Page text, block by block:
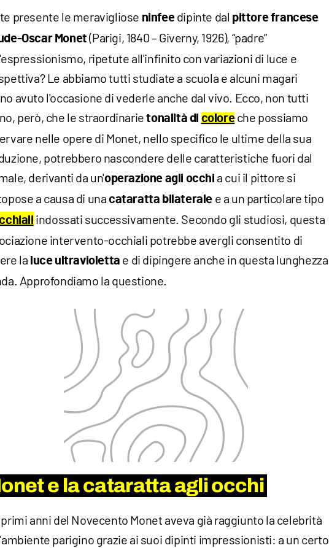
presente le meravigliose ninfeedipinte dal pittore francese
Oscar Monet(Parigi, 1840 – Giverny, 1926), “padre”
ripetute all'infinito con variazioni di luce e
Le abbiamo tutti studiate a scuola e alcuni magari
avuto l'occasione di vederle anche dal vivo. Ecco, non tutti
però, che le straordinarietonalità di coloreche possiamo
nelle opere di Monet, nello specifico le ultime della sua
potrebbero nascondere delle caratteristiche fuori dal
derivanti da un'operazione agli occhi a cui il pittore si
a causa di unacataratta bilaterale e a un particolare tipo
indossati successivamente. Secondo gli studiosi, questa
intervento-occhiali potrebbe avergli consentito di
la luce ultravioletta e di dipingere anche in questa lunghezza
Approfondiamo la questione.
e la cataratta agli occhi
anni del Novecento Monet aveva già raggiunto la celebrità
parigino grazie ai suoi dipinti impressionisti: a un certo